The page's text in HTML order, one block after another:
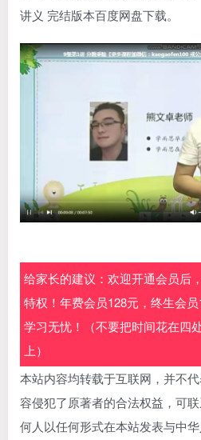
讲义 完结版本百度网盘下载。
给家长的建议：欢迎开通会员后
特权！年费会员128元，终生会
学习无忧！（不要把时间花在四
上）
本站内容均转载于互联网，并不
容侵犯了原著者的合法权益，可
何人以任何形式在本站发表与中